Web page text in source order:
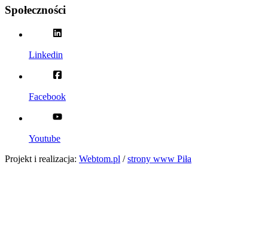
Społeczności
Linkedin
Facebook
Youtube
Projekt i realizacja: Webtom.pl / strony www Piła